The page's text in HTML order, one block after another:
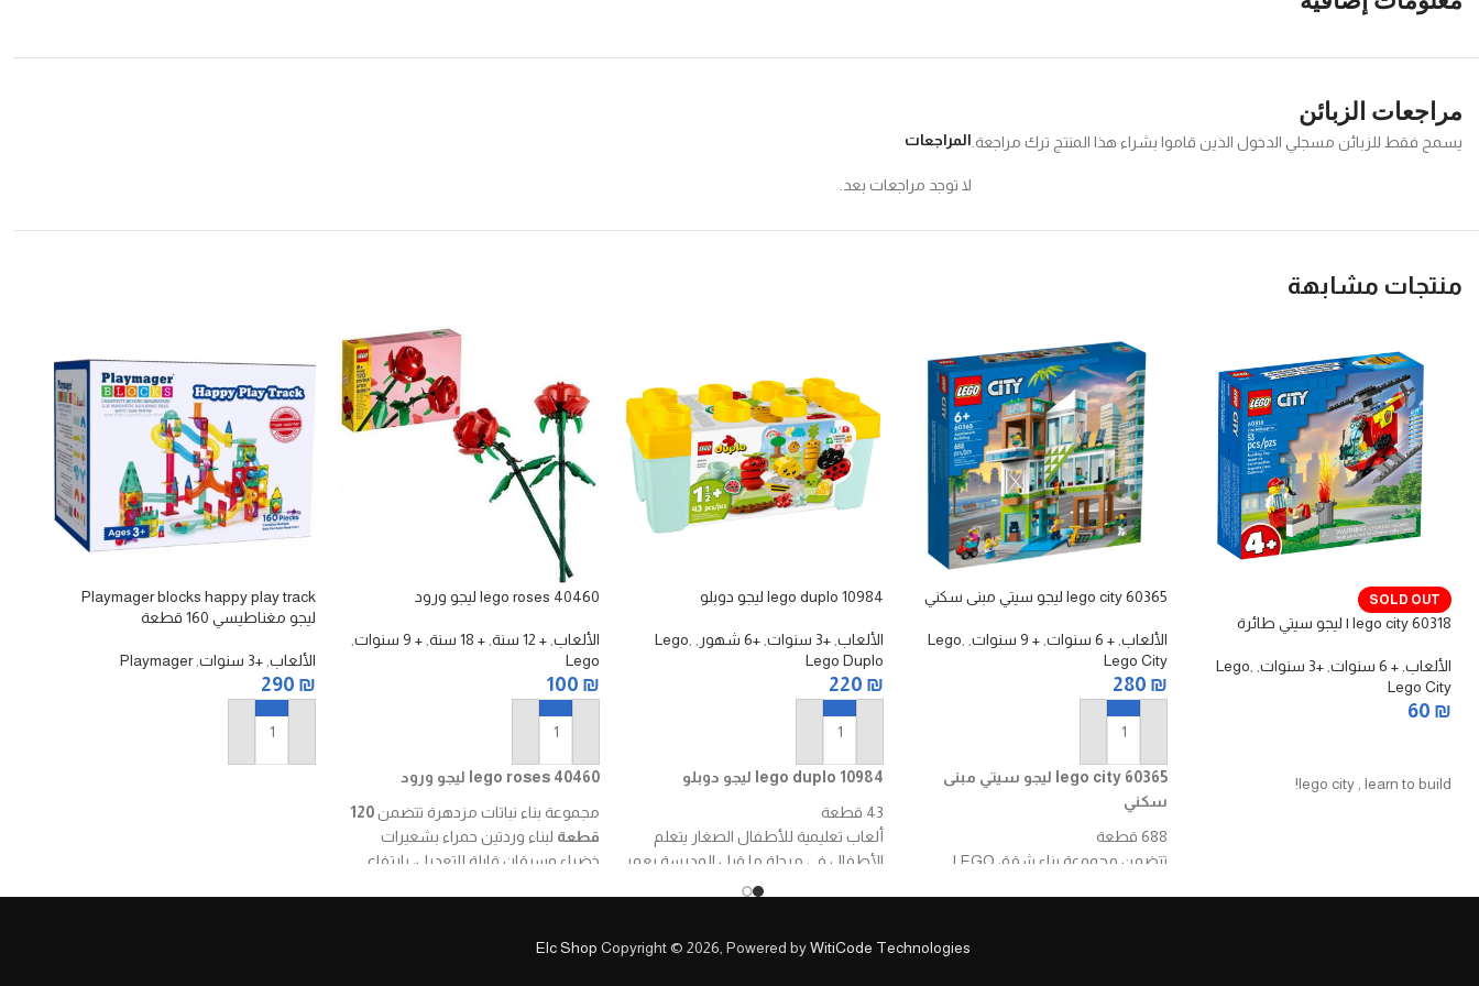
مراجعات الزبائن
المراجعات
لا توجد مراجعات بعد.
يسمح فقط للزبائن مسجلي الدخول الذين قاموا بشراء هذا المنتج ترك مراجعة.
منتجات مشابهة
SOLD OUT
lego city 60318 | ليجو سيتي طائرة
الألعاب + 6 سنوات +3 سنوات Lego
Lego City
60 ₪
lego city , learn to build!
lego city 60365 ليجو سيتي مبنى سكني
الألعاب + 6 سنوات + 9 سنوات Lego
Lego City
280 ₪
إضافة إلى السلة
lego city 60365 ليجو سيتي مبنى
سكني
688 قطعة
تتضمن مجموعة بناء شقق LEGO
وغرفة نوم وحمام مع مرحاض وحوض
lego duplo 10984 ليجو دوبلو
الألعاب +3 سنوات +6 شهور Lego
Lego Duplo
220 ₪
إضافة إلى السلة
lego duplo 10984 ليجو دوبلو
43 قطعة
ألعاب تعليمية للأطفال الصغار يتعلم
الأطفال في مرحلة ما قبل المدرسة بعمر
18 شهرًا وما فوق عن الطبيعة
تعليم الأطفال الصغار كيفية الترتيب - يبلغ
lego roses 40460 ليجو ورود
الألعاب + 12 سنة + 18 سنة + 9 سنوات
Lego
100 ₪
إضافة إلى السلة
lego roses 40460 ليجو ورود
مجموعة بناء نباتات مزدهرة تتضمن120
قطعة لبناء وردتين حمراء بشعيرات
خضراء وسيقان قابلة للتعديل، بارتفاع
تنسيقها مع مجموعات مثل
Playmager blocks happy play track
ليجو مغناطيسي 160 قطعة
الألعاب +3 سنوات Playmager
290 ₪
إضافة إلى السلة
Elc Shop Copyright © 2026, Powered byWitiCode Technologies